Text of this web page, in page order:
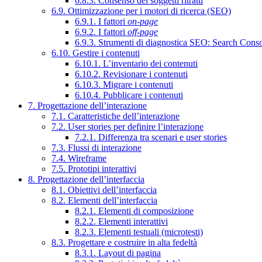
6.9. Ottimizzazione per i motori di ricerca (SEO)
6.9.1. I fattori on-page
6.9.2. I fattori off-page
6.9.3. Strumenti di diagnostica SEO: Search
6.10. Gestire i contenuti
6.10.1. L’inventario dei contenuti
6.10.2. Revisionare i contenuti
6.10.3. Migrare i contenuti
6.10.4. Pubblicare i contenuti
7. Progettazione dell’interazione
7.1. Caratteristiche dell’interazione
7.2. User stories per definire l’interazione
7.2.1. Differenza tra scenari e user stories
7.3. Flussi di interazione
7.4. Wireframe
7.5. Prototipi interattivi
8. Progettazione dell’interfaccia
8.1. Obiettivi dell’interfaccia
8.2. Elementi dell’interfaccia
8.2.1. Elementi di composizione
8.2.2. Elementi interattivi
8.2.3. Elementi testuali (microtesti)
8.3. Progettare e costruire in alta fedeltà
8.3.1. Layout di pagina